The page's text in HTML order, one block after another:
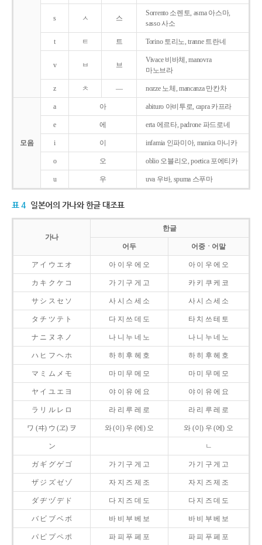
s ㅅ 스
Sorrento 소렌토, asma 아스마,
sasso 사소
t ㅌ 트 Torino 토리노, tranne 트란네
v ㅂ 브
Vivace 비바체, manovra
마노브라
z ㅊ ― nozze 노체, mancanza 만칸차
모음
a 아 abituro 아비투로, capra 카프라
e 에 erta 에르타, padrone 파드로네
i 이 infamia 인파미아, manica 마니카
o 오 oblio 오블리오, poetica 포에티카
u 우 uva 우바, spuma 스푸마
표 4 일본어의 가나와 한글 대조표
가나
한글
어두 어중ㆍ어말
ア イ ウ エ オ 아 이 우 에 오 아 이 우 에 오
カ キ ク ケ コ 가 기 구 게 고 카 키 쿠 케 코
サ シ ス セ ソ 사 시 스 세 소 사 시 스 세 소
タ チ ツ テ ト 다 지 쓰 데 도 타 치 쓰 테 토
ナ ニ ヌ ネ ノ 나 니 누 네 노 나 니 누 네 노
ハ ヒ フ ヘ ホ 하 히 후 헤 호 하 히 후 헤 호
マ ミ ム メ モ 마 미 무 메 모 마 미 무 메 모
ヤ イ ユ エ ヨ 야 이 유 에 요 야 이 유 에 요
ラ リ ル レ ロ 라 리 루 레 로 라 리 루 레 로
ワ (ヰ) ウ (ヱ) ヲ 와 (이) 우 (에) 오 와 (이) 우 (에) 오
ン ㄴ
ガ ギ グ ゲ ゴ 가 기 구 게 고 가 기 구 게 고
ザ ジ ズ ゼ ゾ 자 지 즈 제 조 자 지 즈 제 조
ダ ヂ ヅ デ ド 다 지 즈 데 도 다 지 즈 데 도
バ ビ ブ ベ ボ 바 비 부 베 보 바 비 부 베 보
パ ピ プ ペ ポ 파 피 푸 페 포 파 피 푸 페 포